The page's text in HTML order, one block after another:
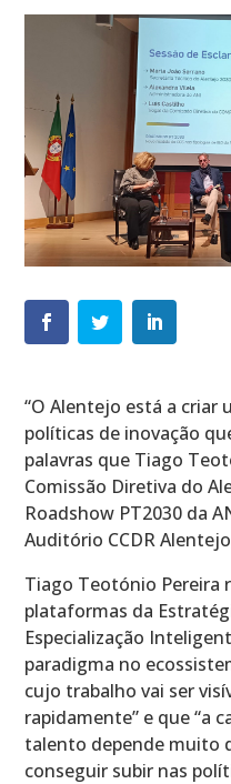
“O Alentejo está a criar
políticas de inovação
palavras que Tiago
Comissão Diretiva do
Roadshow PT2030 da
Auditório CCDR
Tiago Teotónio Pereira
plataformas da
Especialização
paradigma no
cujo trabalho vai ser
rapidamente” e que “a
talento depende muito
conseguir subir nas